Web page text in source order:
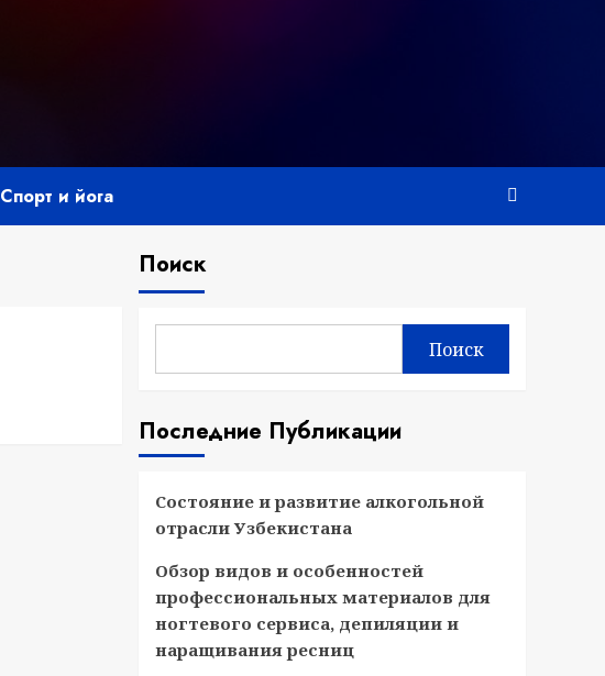
Спорт и йога
Поиск
Поиск
Последние Публикации
Состояние и развитие алкогольной
отрасли Узбекистана
Обзор видов и особенностей
профессиональных материалов для
ногтевого сервиса, депиляции и
наращивания ресниц